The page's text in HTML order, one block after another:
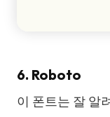
6. Roboto
이 폰트는 잘 알